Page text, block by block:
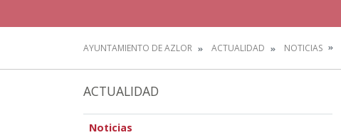
AYUNTAMIENTO DE AZLOR ACTUALIDAD NOTICIAS
ACTUALIDAD
Noticias